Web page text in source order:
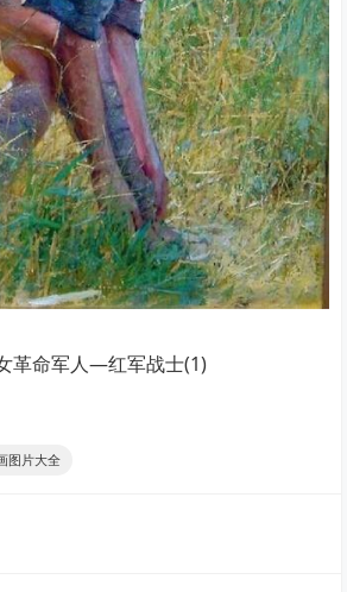
革命军人—红军战士(1)
图片大全